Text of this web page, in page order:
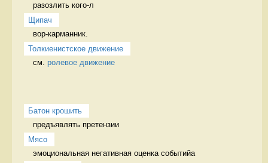
разозлить кого-л
Щипач
вор-карманник.
Толкиенистское движение
см. ролевое движение
Батон крошить
предъявлять претензии
Мясо
эмоциональная негативная оценка событийа